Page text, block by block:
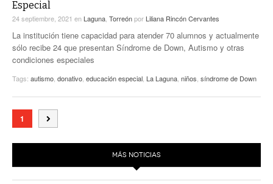
Especial
24 septiembre, 2021 en Laguna Torreónpor Liliana Rincón Cervantes
La institución tiene capacidad para atender 70 alumnos y actualmente
sólo recibe 24 que presentan Síndrome de Down, Autismo y otras
condiciones especiales
Tags: autismo donativo educación especial La Laguna niños síndrome de Down
1
MÁS NOTICIAS